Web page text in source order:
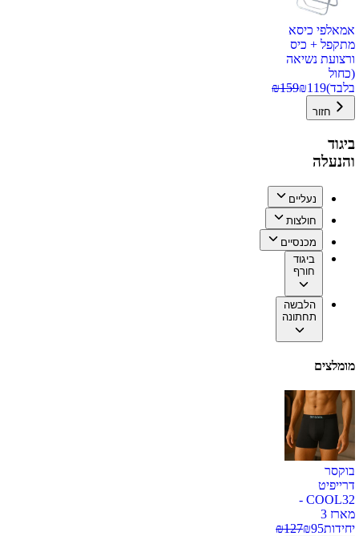
אמאלפי כיסא
מתקפל + כיס
ורצועת נשיאה
(כחול
בלבד)
₪119
₪159
חזור
ביגוד
והנעלה
נעליים
חולצות
מכנסיים
ביגוד
חורף
הלבשה
תחתונה
מומלצים
בוקסר
דרייפיט
COOL32 -
מארז 3
יחידות
₪95
₪127